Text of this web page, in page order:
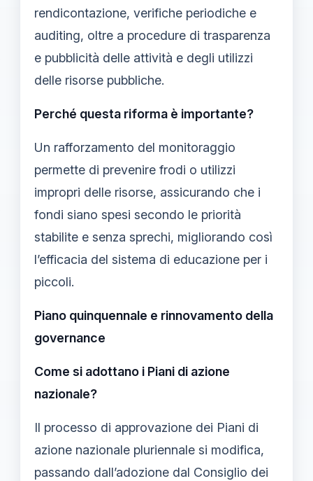
rendicontazione, verifiche periodiche e
auditing, oltre a procedure di trasparenza
e pubblicità delle attività e degli utilizzi
delle risorse pubbliche.
Perché questa riforma è importante?
Un rafforzamento del monitoraggio
permette di prevenire frodi o utilizzi
impropri delle risorse, assicurando che i
fondi siano spesi secondo le priorità
stabilite e senza sprechi, migliorando così
l’efficacia del sistema di educazione per i
piccoli.
Piano quinquennale e rinnovamento della
governance
Come si adottano i Piani di azione
nazionale?
Il processo di approvazione dei Piani di
azione nazionale pluriennale si modifica,
passando dall’adozione dal Consiglio dei